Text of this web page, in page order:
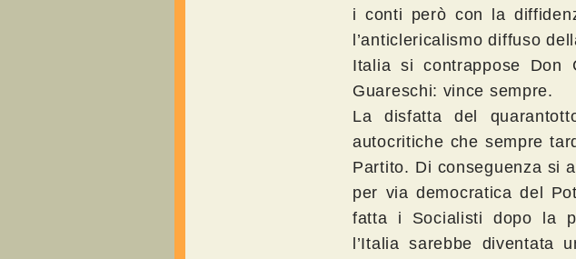
i conti però con la
l’anticlericalismo diffuso
Italia si contrappose Don
Guareschi: vince sempre.
La disfatta del
autocritiche che sempre
Partito. Di conseguenza si
per via democratica del
fatta i Socialisti dopo la
l’Italia sarebbe diventata